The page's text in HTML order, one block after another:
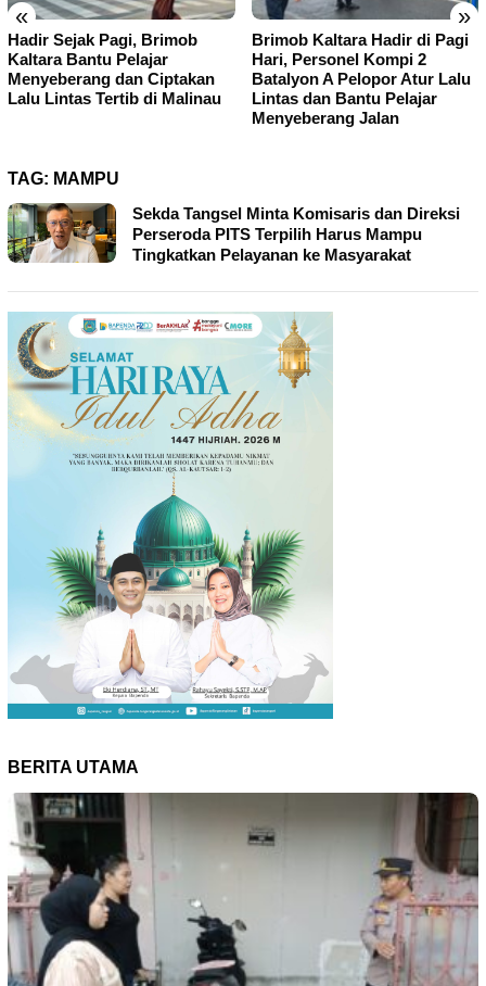
« »
Hadir Sejak Pagi, Brimob
Kaltara Bantu Pelajar
Menyeberang dan Ciptakan
Lalu Lintas Tertib di Malinau
Brimob Kaltara Hadir di Pagi
Hari, Personel Kompi 2
Batalyon A Pelopor Atur Lalu
Lintas dan Bantu Pelajar
Menyeberang Jalan
TAG: MAMPU
Sekda Tangsel Minta Komisaris dan Direksi
Perseroda PITS Terpilih Harus Mampu
Tingkatkan Pelayanan ke Masyarakat
BERITA UTAMA